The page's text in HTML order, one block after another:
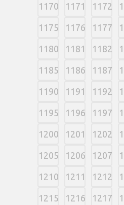
1170 1171 1172
1175 1176 1177
1180 1181 1182
1185 1186 1187
1190 1191 1192
1195 1196 1197
1200 1201 1202
1205 1206 1207
1210 1211 1212
1215 1216 1217